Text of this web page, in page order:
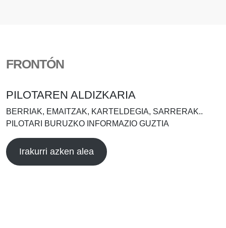
FRONTÓN
PILOTAREN ALDIZKARIA
BERRIAK, EMAITZAK, KARTELDEGIA, SARRERAK..
PILOTARI BURUZKO INFORMAZIO GUZTIA
Irakurri azken alea